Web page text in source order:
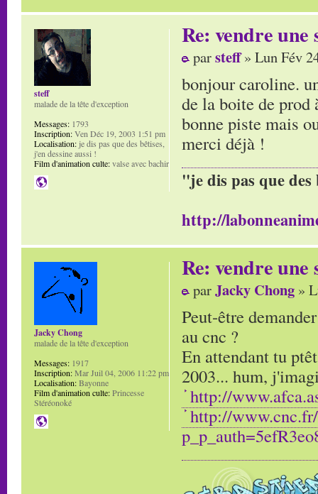
Re: vendre une
parsteff» Lun Fév
bonjour caroline.
de la boite de prod
bonne piste mais
merci déjà !
"je dis pas que
http://
steff
malade de la tête d'exception
Messages: 1793
Inscription:Ven Déc 19, 2003 1:51 pm
Localisation:je dis pas que des bêtises,
j'en dessine aussi !
Film d'animation culte:valse avec bachir
Re: vendre une
parJacky Chong »
Peut-être
au cnc ?
En attendant tu
2003... hum,
http://
http://
Jacky Chong
malade de la tête d'exception
Messages: 1917
Inscription:Mar Juil 04, 2006 11:22 pm
Localisation:Bayonne
Film d'animation culte:Princesse
Stéréonoké